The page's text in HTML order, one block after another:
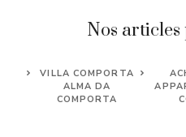
Nos
VILLA COMPORTA
ALMA DA
COMPORTA